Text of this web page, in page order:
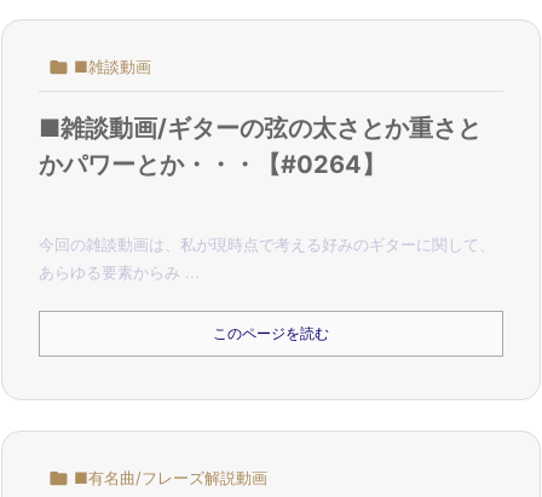
 ■雑談動画
■雑談動画/ギターの弦の太さとか重さと
かパワーとか・・・【#0264】
今回の雑談動画は、私が現時点で考える好みのギターに関して、
あらゆる要素からみ ...
このページを読む
 ■有名曲/フレーズ解説動画